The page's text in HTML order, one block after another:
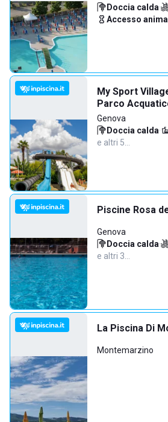
Doccia calda·
Accesso
My Sport
Parco
Genova
Doccia calda·
e altri 5…
Piscine Rosa
Genova
Doccia calda·
e altri 3…
La Piscina Di
Montemarzino